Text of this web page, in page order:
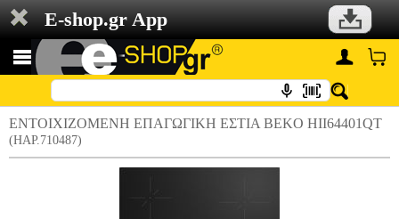
E-shop.gr App
ΕΝΤΟΙΧΙΖΟΜΕΝΗ ΕΠΑΓΩΓΙΚΗ ΕΣΤΙΑ BEKO HII64401QT
(HAP.710487)